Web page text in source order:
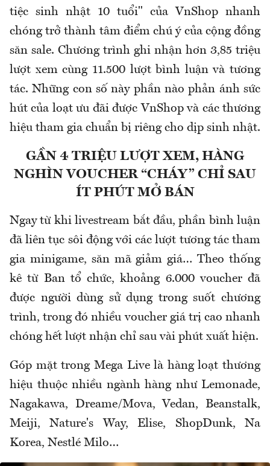
tiệc sinh nhật 10 tuổi" của VnShop nhanh
chóng trở thành tâm điểm chú ý của cộng đồng
săn sale. Chương trình ghi nhận hơn 3,85 triệu
lượt xem cùng 11.500 lượt bình luận và tương
tác. Những con số này phần nào phản ánh sức
hút của loạt ưu đãi được VnShop và các thương
hiệu tham gia chuẩn bị riêng cho dịp sinh nhật.
GẦN 4 TRIỆU LƯỢT XEM, HÀNG
NGHÌN VOUCHER “CHÁY” CHỈ SAU
ÍT PHÚT MỞ BÁN
Ngay từ khi livestream bắt đầu, phần bình luận
đã liên tục sôi động với các lượt tương tác tham
gia minigame, săn mã giảm giá… Theo thống
kê từ Ban tổ chức, khoảng 6.000 voucher đã
được người dùng sử dụng trong suốt chương
trình, trong đó nhiều voucher giá trị cao nhanh
chóng hết lượt nhận chỉ sau vài phút xuất hiện.
Góp mặt trong Mega Live là hàng loạt thương
hiệu thuộc nhiều ngành hàng như Lemonade,
Nagakawa, Dreame/Mova, Vedan, Beanstalk,
Meiji, Nature's Way, Elise, ShopDunk, Na
Korea, Nestlé Milo…